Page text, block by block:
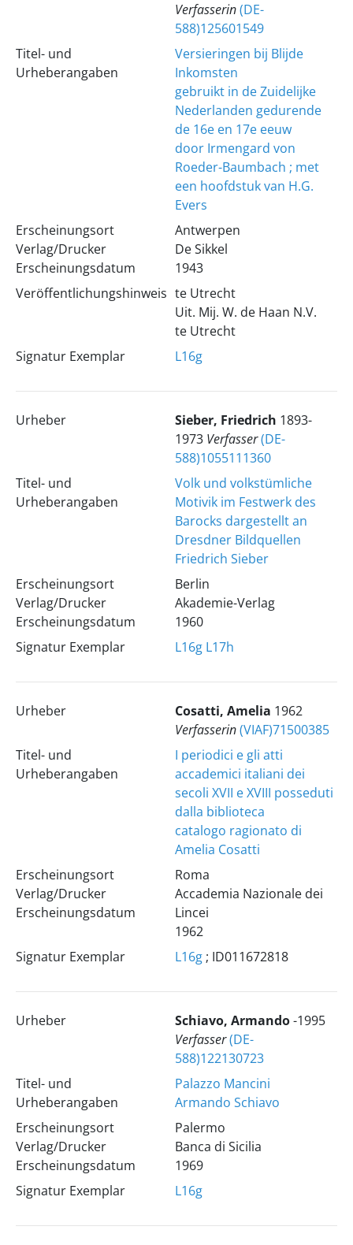
Verfasserin(DE-
588)125601549
Titel- und
Urheberangaben
Versieringen bij Blijde
Inkomsten
gebruikt in de Zuidelijke
Nederlanden gedurende
de 16e en 17e eeuw
door Irmengard von
Roeder-Baumbach ; met
een hoofdstuk van H.G.
Evers
Erscheinungsort
Verlag/Drucker
Erscheinungsdatum
Antwerpen
De Sikkel
1943
Veröffentlichungshinweis te Utrecht
Uit. Mij. W. de Haan N.V.
te Utrecht
Signatur Exemplar
L16g
Urheber Sieber, Friedrich 1893-
1973 Verfasser(DE-
588)1055111360
Titel- und
Urheberangaben
Volk und volkstümliche
Motivik im Festwerk des
Barocks dargestellt an
Dresdner Bildquellen
Friedrich Sieber
Erscheinungsort
Verlag/Drucker
Erscheinungsdatum
Berlin
Akademie-Verlag
1960
Signatur Exemplar
L16g L17h
Urheber Cosatti, Amelia 1962
Verfasserin(VIAF)71500385
Titel- und
Urheberangaben
I periodici e gli atti
accademici italiani dei
secoli XVII e XVIII posseduti
dalla biblioteca
catalogo ragionato di
Amelia Cosatti
Erscheinungsort
Verlag/Drucker
Erscheinungsdatum
Roma
Accademia Nazionale dei
Lincei
1962
Signatur Exemplar
L16g; ID011672818
Urheber Schiavo, Armando-1995
Verfasser(DE-
588)122130723
Titel- und
Urheberangaben
Palazzo Mancini
Armando Schiavo
Erscheinungsort
Verlag/Drucker
Erscheinungsdatum
Palermo
Banca di Sicilia
1969
Signatur Exemplar
L16g